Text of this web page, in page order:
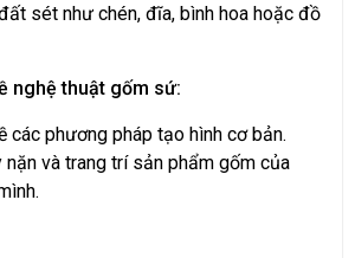
sét như chén, đĩa, bình hoa hoặc đồ
nghệ thuật gốm sứ:
các phương pháp tạo hình cơ bản.
nặn và trang trí sản phẩm gốm của